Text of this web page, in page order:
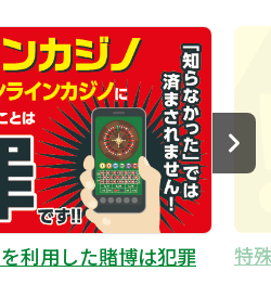
利用した賭博は犯罪
特